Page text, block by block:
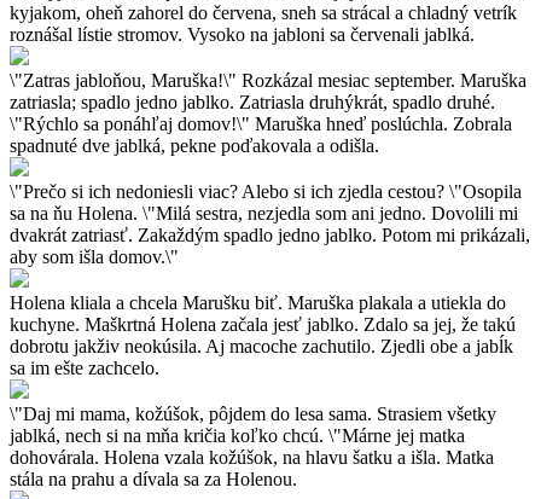
kyjakom, oheň zahorel do červena, sneh sa strácal a chladný vetrík
roznášal lístie stromov. Vysoko na jabloni sa červenali jablká.
\"Zatras jabloňou, Maruška!\" Rozkázal mesiac september. Maruška
zatriasla; spadlo jedno jablko. Zatriasla druhýkrát, spadlo druhé.
\"Rýchlo sa ponáhľaj domov!\" Maruška hneď poslúchla. Zobrala
spadnuté dve jablká, pekne poďakovala a odišla.
\"Prečo si ich nedoniesli viac? Alebo si ich zjedla cestou? \"Osopila
sa na ňu Holena. \"Milá sestra, nezjedla som ani jedno. Dovolili mi
dvakrát zatriasť. Zakaždým spadlo jedno jablko. Potom mi prikázali,
aby som išla domov.\"
Holena kliala a chcela Marušku biť. Maruška plakala a utiekla do
kuchyne. Maškrtná Holena začala jesť jablko. Zdalo sa jej, že takú
dobrotu jakživ neokúsila. Aj macoche zachutilo. Zjedli obe a jabĺk
sa im ešte zachcelo.
\"Daj mi mama, kožúšok, pôjdem do lesa sama. Strasiem všetky
jablká, nech si na mňa kričia koľko chcú. \"Márne jej matka
dohovárala. Holena vzala kožúšok, na hlavu šatku a išla. Matka
stála na prahu a dívala sa za Holenou.